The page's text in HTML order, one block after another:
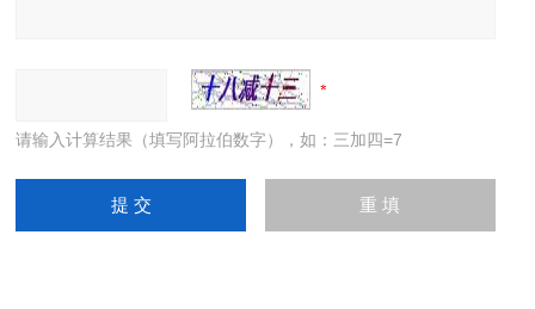
请输入计算结果（填写阿拉伯数字），如：三加四=7